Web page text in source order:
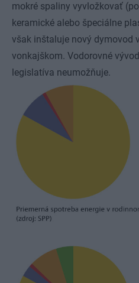
mokré spaliny vyvložkovať
keramické alebo špeciálne
však inštaluje nový dymovod
vonkajškom. Vodorovné
legislatíva neumožňuje.